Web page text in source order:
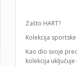
Zašto HART?
Kolekcija
Kao dio svoje
kolekcija